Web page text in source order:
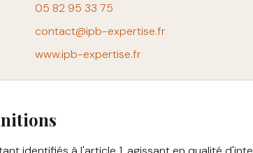
05 82 95 33 75
contact@ipb-expertise.fr
www.ipb-expertise.fr